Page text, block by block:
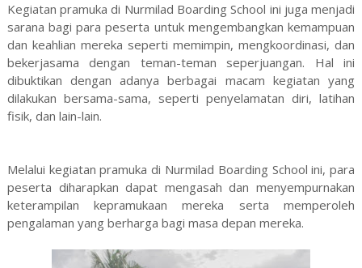
Kegiatan pramuka di Nurmilad Boarding School ini juga menjadi
sarana bagi para peserta untuk mengembangkan kemampuan
dan keahlian mereka seperti memimpin, mengkoordinasi, dan
bekerjasama dengan teman-teman seperjuangan. Hal ini
dibuktikan dengan adanya berbagai macam kegiatan yang
dilakukan bersama-sama, seperti penyelamatan diri, latihan
fisik, dan lain-lain.
Melalui kegiatan pramuka di Nurmilad Boarding School ini, para
peserta diharapkan dapat mengasah dan menyempurnakan
keterampilan kepramukaan mereka serta memperoleh
pengalaman yang berharga bagi masa depan mereka.